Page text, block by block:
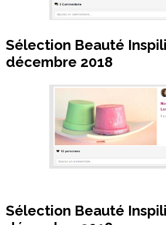
Sélection Beauté
décembre 2018
Sélection Beauté